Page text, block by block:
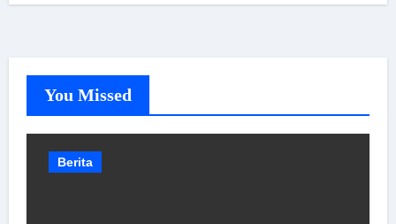
You Missed
Berita